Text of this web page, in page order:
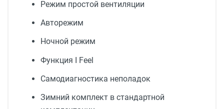
Режим простой вентиляции
Авторежим
Ночной режим
Функция I Feel
Самодиагностика неполадок
Зимний комплект в стандартной